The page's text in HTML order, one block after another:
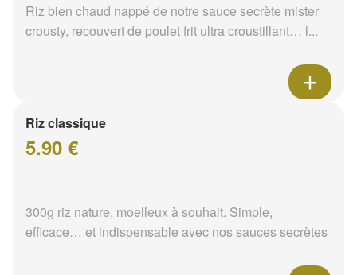
Riz bien chaud nappé de notre sauce secrète mister
crousty, recouvert de poulet frit ultra croustillant… l...
Riz classique
5.90 €
300g riz nature, moelleux à souhait. Simple,
efficace… et indispensable avec nos sauces secrètes